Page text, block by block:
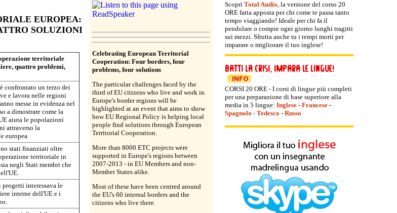
EUROPEA:
SOLUZIONI
territoriale
quattro problemi,
confrontato un terzo dei
e lavora nelle regioni
messe in evidenza nel
a dimostrare come la
aiuta le popolazioni
attraverso la
europea.
stati finanziati oltre
territoriale in
negli Stati membri che
interessava le
interne dell'UE e i
Celebrating European Territorial
Cooperation: Four borders, four
problems, four solutions
The particular challenges faced by the
third of EU citizens who live and work in
Europe's border regions will be
highlighted at an event that aims to show
how EU Regional Policy is helping local
people find solutions through European
Territorial Cooperation.
More than 8000 ETC projects were
supported in Europe's regions between
2007-2013 - in EU Members and non-
Member States alike.
Most of these have been centred around
the EU's 60 internal borders and the
citizens who live there.
Scopri Total Audio, la versione del corso 20
ORE fatta apposta per chi come te passa tanto
tempo viaggiando! Ideale per chi fa il
pendolare o compie ogni giorno lunghi tragitti
sui mezzi. Sfrutta anche tu i tempi morti per
imparare o migliorare il tuo inglese!
CORSI 20 ORE - I corsi di lingue più completi
per una preparazione di base superiore alla
media in 5 lingue: Inglese- Francese-
Spagnolo - Tedesco - Russo